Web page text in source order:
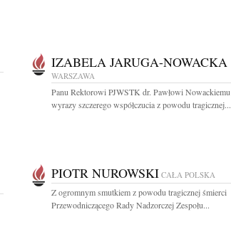
IZABELA JARUGA-NOWACKA
WARSZAWA
Panu Rektorowi PJWSTK dr. Pawłowi Nowackiemu
wyrazy szczerego współczucia z powodu tragicznej...
PIOTR NUROWSKI CAŁA POLSKA
Z ogromnym smutkiem z powodu tragicznej śmierci
Przewodniczącego Rady Nadzorczej Zespołu...